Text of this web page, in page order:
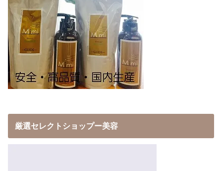
厳選セレクトショップー美容